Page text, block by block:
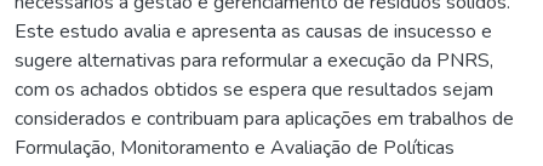
Este estudo avalia e apresenta as causas de insucesso e
sugere alternativas para reformular a execução da PNRS,
com os achados obtidos se espera que resultados sejam
considerados e contribuam para aplicações em trabalhos de
Formulação, Monitoramento e Avaliação de Políticas